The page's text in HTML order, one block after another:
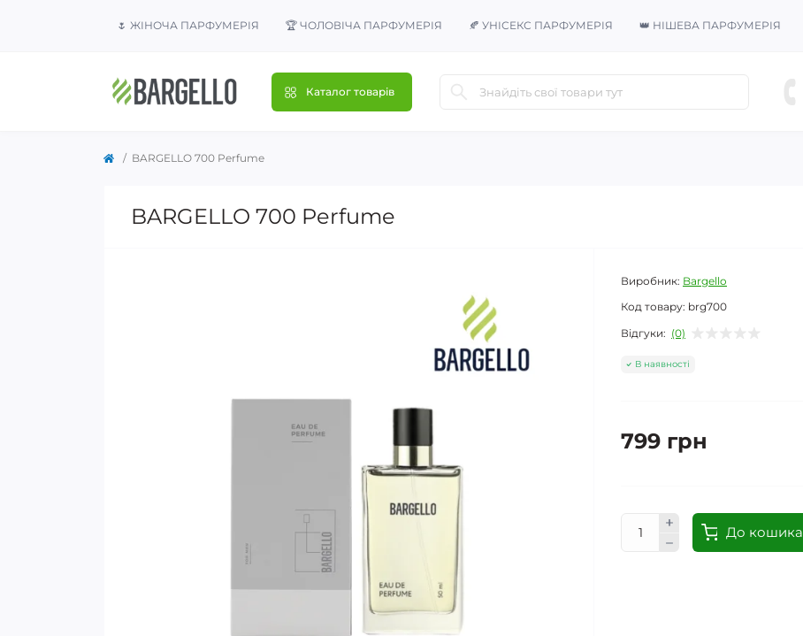
🌷 ЖІНОЧА ПАРФУМЕРІЯ 🏆 ЧОЛОВІЧА ПАРФУМЕРІЯ 🍂 УНІСЕКС ПАРФУМЕРІЯ 👑 НІШЕВА ПАРФУМЕРІЯ
Каталог товарів
BARGELLO 700 Perfume
BARGELLO 700 Perfume
Виробник: Bargello
Код товару: brg700
Відгуки: (0)
В наявності
799 грн
До кошика